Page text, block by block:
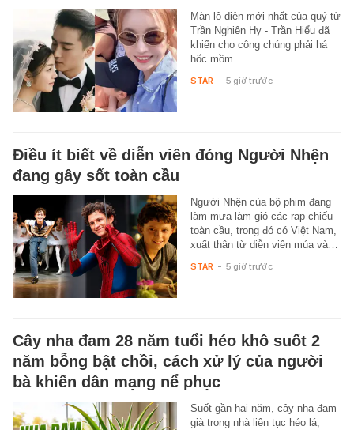
Màn lộ diện mới nhất của quý tử
Trần Nghiên Hy - Trần Hiểu đã
khiến cho công chúng phải há
hốc mồm.
STAR - 5 giờ trước
Điều ít biết về diễn viên đóng Người Nhện
đang gây sốt toàn cầu
Người Nhện của bộ phim đang
làm mưa làm gió các rạp chiếu
toàn cầu, trong đó có Việt Nam,
xuất thân từ diễn viên múa và…
STAR - 5 giờ trước
Cây nha đam 28 năm tuổi héo khô suốt 2
năm bỗng bật chồi, cách xử lý của người
bà khiến dân mạng nể phục
Suốt gần hai năm, cây nha đam
già trong nhà liên tục héo lá,